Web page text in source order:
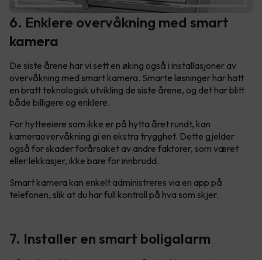
6. Enklere overvåkning med smart
kamera
De siste årene har vi sett en øking også i installasjoner av
overvåkning med smart kamera. Smarte løsninger har hatt
en bratt teknologisk utvikling de siste årene, og det har blitt
både billigere og enklere.
For hytteeiere som ikke er på hytta året rundt, kan
kameraovervåkning gi en ekstra trygghet. Dette gjelder
også for skader forårsaket av andre faktorer, som været
eller lekkasjer, ikke bare for innbrudd.
Smart kamera kan enkelt administreres via en app på
telefonen, slik at du har full kontroll på hva som skjer.
7. Installer en smart boligalarm